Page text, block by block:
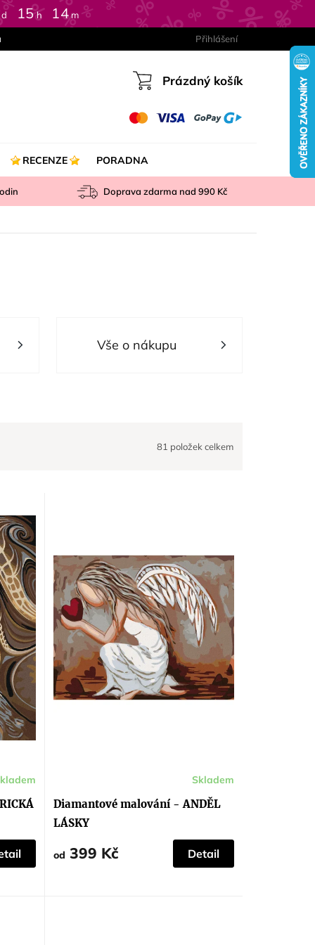
d : 15h 14 m
Přihlášení
Nákupní
Prázdný košík
RECENZE PORADNA
Doprava zdarma nad990 Kč
81 položek celkem
Diamantové malování - ANDĚL
LÁSKY
Skladem
od 399 Kč Detail
Vše o nákupu